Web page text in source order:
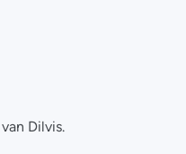
waarvan bekend is
in te vriezen.
wilde zalmfilet sockeye?
Dilvis.